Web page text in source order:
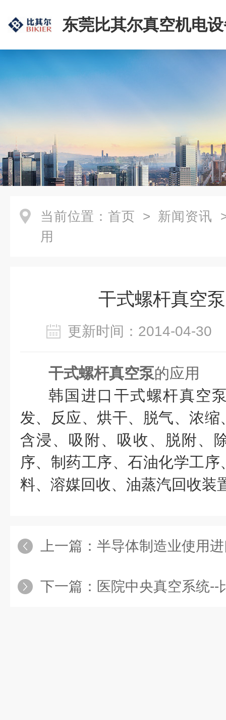
东莞比其尔真空机电
公司
当前位置： 首页 > 新闻资讯
用
干式螺杆真空
更新时间：2014-04-
干式螺杆真空泵的应用
韩国进口干式螺杆真空
发、反应、烘干、脱气、浓
含浸、吸附、吸收、脱附、
序、制药工序、石油化学工
料、溶媒回收、油蒸汽回收装
上一篇： 半导体制造业使用
下一篇： 医院中央真空系统--